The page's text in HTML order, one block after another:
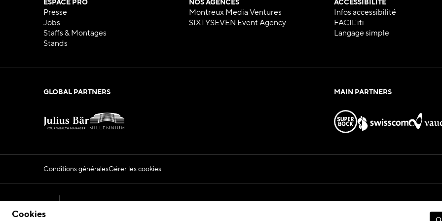
Cookies
ESPACE PRO
Presse
Jobs
Staffs & Montages
Stands
NOS AGENCES
Montreux Media Ventures
SIXTYSEVEN Event Agency
ACCESSIBILITÉ
Infos accessibilité
FACIL'iti
Langage simple
GLOBAL PARTNERS MAIN PARTNERS
Conditions généralesGérer les cookies
Hosted by